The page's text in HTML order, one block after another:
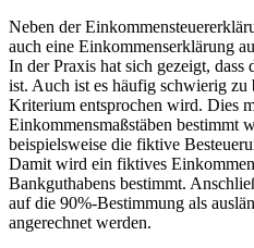
Neben der
auch eine Einkommenserklärung
In der Praxis hat sich gezeigt,
ist. Auch ist es häufig schwierig zu
Kriterium entsprochen wird. Dies
Einkommensmaßstäben bestimmt
beispielsweise die fiktive
Damit wird ein fiktives
Bankguthabens bestimmt.
auf die 90%-Bestimmung als
angerechnet werden.